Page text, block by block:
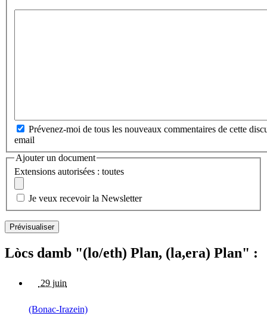
Prévenez-moi de tous les nouveaux commentaires de cette
email
Ajouter un document
Extensions autorisées : toutes
Je veux recevoir la Newsletter
Lòcs damb "(lo/eth) Plan, (la,era) Plan" :
29 juin
(Bonac-Irazein)